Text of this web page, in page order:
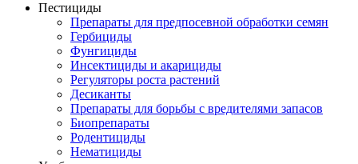
Пестициды
Препараты для предпосевной обработки семян
Гербициды
Фунгициды
Инсектициды и акарициды
Регуляторы роста растений
Десиканты
Препараты для борьбы с вредителями запасов
Биопрепараты
Родентициды
Нематициды